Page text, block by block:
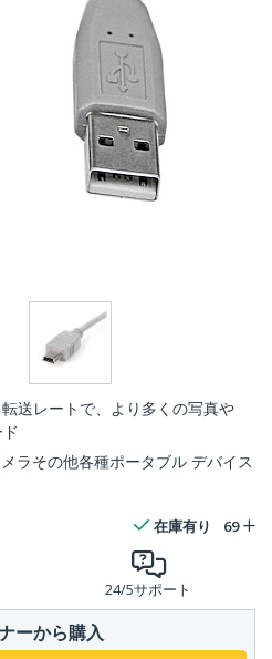
送レートで、より多くの写真や
ラその他各種ポータブル デバイス
在庫有り 69
24/5サポート
ーから購入